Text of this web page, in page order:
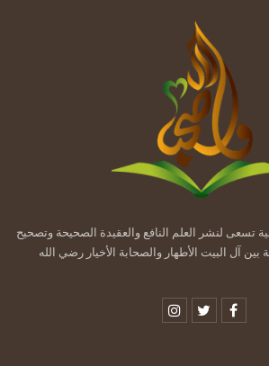
تسعى لنشر العلم النافع والعقيدة الصحيحة وتصحيح
بين آل البيت الأطهار والصحابة الأخيار رضي الله